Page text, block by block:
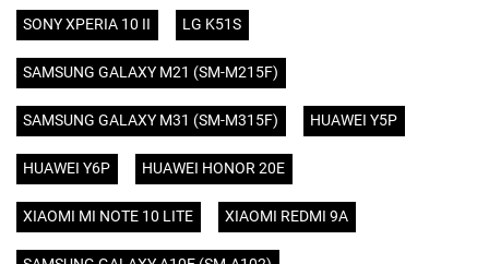
SONY XPERIA 10 II LG K51S
SAMSUNG GALAXY M21 (SM-M215F)
SAMSUNG GALAXY M31 (SM-M315F) HUAWEI Y5P
HUAWEI Y6P HUAWEI HONOR 20E
XIAOMI MI NOTE 10 LITE XIAOMI REDMI 9A